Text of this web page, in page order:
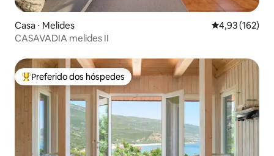
Casa ⋅ Melides 4,93 de uma
4,93 (162)
CASAVADIA melides II
Entre os melhores preferidos dos hóspedes
Preferido dos hóspedes